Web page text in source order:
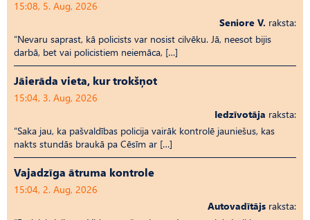
15:08, 5. Aug, 2026
Seniore V. raksta:
“Nevaru saprast, kā policists var nosist cilvēku. Jā, neesot bijis
darbā, bet vai policistiem neiemāca, […]
Jāierāda vieta, kur trokšņot
15:04, 3. Aug, 2026
Iedzīvotāja raksta:
“Saka jau, ka pašvaldības policija vairāk kontrolē jauniešus, kas
nakts stundās braukā pa Cēsīm ar […]
Vajadzīga ātruma kontrole
15:04, 2. Aug, 2026
Autovadītājs raksta: